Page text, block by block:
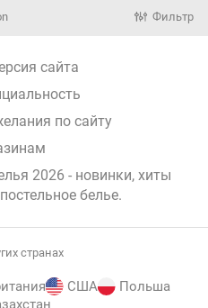
Бязь
Фильтр
сайта
по сайту
2026 - новинки, хиты
белье.
странах
США
Польша